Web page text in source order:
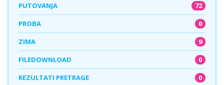
PUTOVANJA 72
PROBA 0
ZIMA 9
FILEDOWNLOAD 0
REZULTATI PRETRAGE 0